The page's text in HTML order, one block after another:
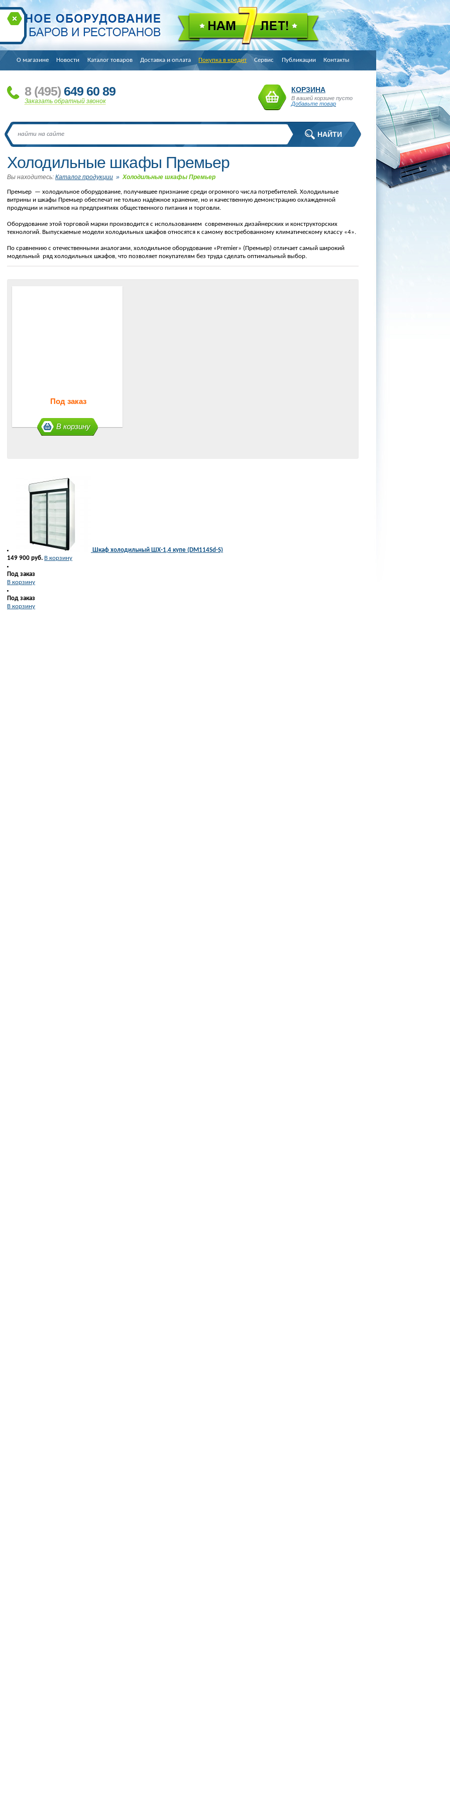
О магазине Новости Каталог товаров Доставка и оплата Покупка в кредит Сервис Публикации Контакты
8 (495) 649 60 89
Заказать обратный звонок
КОРЗИНА
В вашей корзине пусто
Добавьте товар
Холодильные шкафы Премьер
Вы находитесь: Каталог продукции »Холодильные шкафы Премьер
Премьер — холодильное оборудование, получившее признание среди огромного числа потребителей. Холодильные
витрины и шкафы Премьер обеспечат не только надёжное хранение, но и качественную демонстрацию охлажденной
продукции и напитков на предприятиях общественного питания и торговли.
Оборудование этой торговой марки производится с использованием современных дизайнерских и конструкторских
технологий. Выпускаемые модели холодильных шкафов относятся к самому востребованному климатическому классу «4».
По сравнению с отечественными аналогами, холодильное оборудование «Premier» (Премьер) отличает самый широкий
модельный ряд холодильных шкафов, что позволяет покупателям без труда сделать оптимальный выбор.
Под заказ
В корзину
Шкаф холодильный ШХ-1,4 купе (DM114Sd-S)
149 900 руб. В корзину
Под заказ
В корзину
Под заказ
В корзину